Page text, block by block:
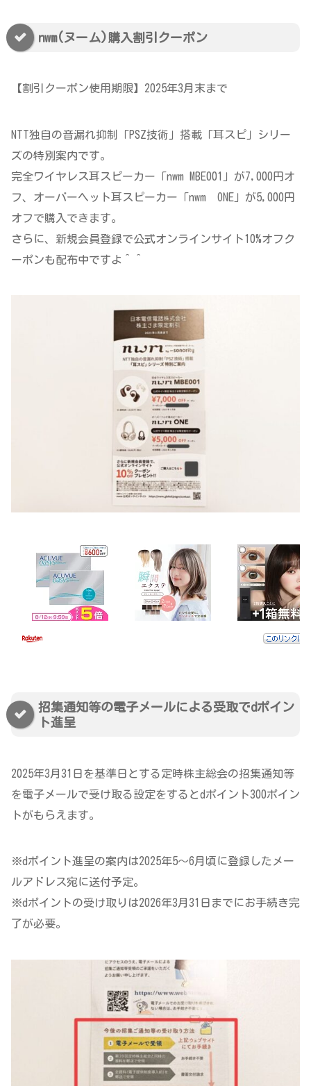
nwm(ヌーム)購入割引クーポン
【割引クーポン使用期限】2025年3月末まで
NTT独自の音漏れ抑制「PSZ技術」搭載「耳スピ」シリー
ズの特別案内です。
完全ワイヤレス耳スピーカー「nwm MBE001」が7,000円オ
フ、オーバーヘット耳スピーカー「nwm ONE」が5,000円
オフで購入できます。
さらに、新規会員登録で公式オンラインサイト10%オフク
ーポンも配布中ですよ＾＾
招集通知等の電子メールによる受取でdポイン
ト進呈
2025年3月31日を基準日とする定時株主総会の招集通知等
を電子メールで受け取る設定をするとdポイント300ポイン
トがもらえます。
※dポイント進呈の案内は2025年5～6月頃に登録したメー
ルアドレス宛に送付予定。
※dポイントの受け取りは2026年3月31日までにお手続き完
了が必要。